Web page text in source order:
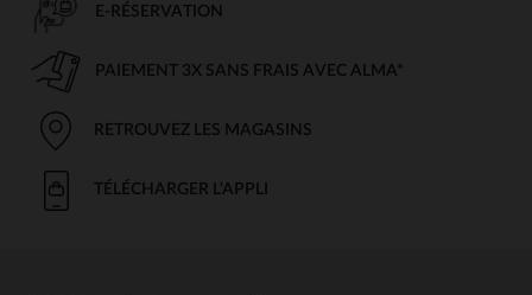
E-RÉSERVATION
PAIEMENT 3X SANS FRAIS AVEC ALMA*
RETROUVEZ LES MAGASINS
TÉLÉCHARGER L'APPLI